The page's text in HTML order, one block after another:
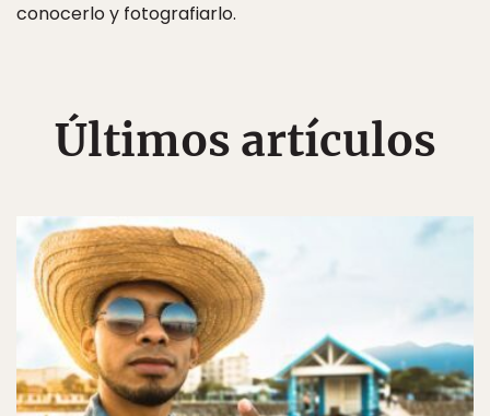
conocerlo y fotografiarlo.
Últimos artículos